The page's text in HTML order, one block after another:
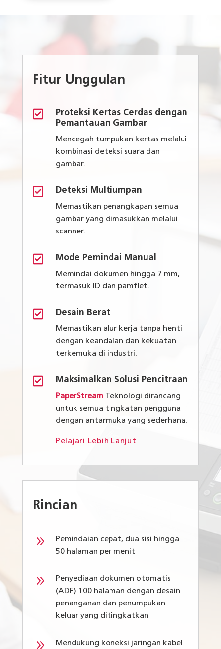
Fitur Unggulan

Proteksi Kertas Cerdas dengan
Pemantauan Gambar
Mencegah tumpukan kertas melalui
kombinasi deteksi suara dan
gambar.
 Deteksi Multiumpan
Memastikan penangkapan semua
gambar yang dimasukkan melalui
scanner.
 Mode Pemindai Manual
Memindai dokumen hingga 7 mm,
termasuk ID dan pamflet.
 Desain Berat
Memastikan alur kerja tanpa henti
dengan keandalan dan kekuatan
terkemuka di industri.
 Maksimalkan Solusi Pencitraan
PaperStreamTeknologi dirancang
untuk semua tingkatan pengguna
dengan antarmuka yang sederhana.
Pelajari Lebih Lanjut
Rincian
9
Pemindaian cepat, dua sisi hingga
50 halaman per menit
9
Penyediaan dokumen otomatis
(ADF) 100 halaman dengan desain
penanganan dan penumpukan
keluar yang ditingkatkan
9 Mendukung koneksi jaringan kabel